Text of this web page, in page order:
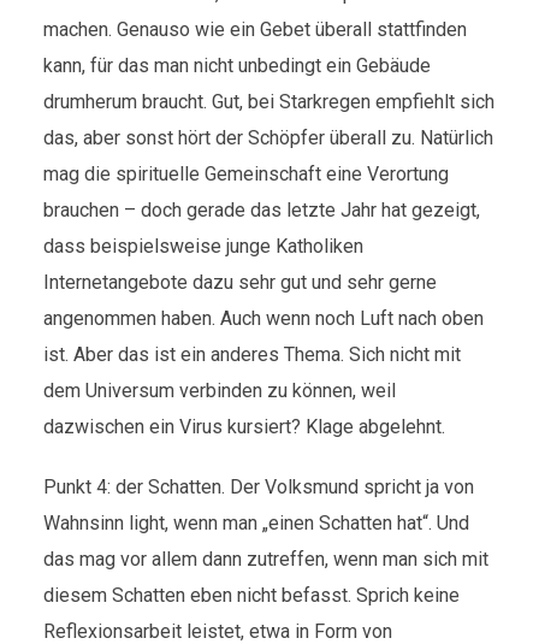
machen. Genauso wie ein Gebet überall stattfinden
kann, für das man nicht unbedingt ein Gebäude
drumherum braucht. Gut, bei Starkregen empfiehlt sich
das, aber sonst hört der Schöpfer überall zu. Natürlich
mag die spirituelle Gemeinschaft eine Verortung
brauchen – doch gerade das letzte Jahr hat gezeigt,
dass beispielsweise junge Katholiken
Internetangebote dazu sehr gut und sehr gerne
angenommen haben. Auch wenn noch Luft nach oben
ist. Aber das ist ein anderes Thema. Sich nicht mit
dem Universum verbinden zu können, weil
dazwischen ein Virus kursiert? Klage abgelehnt.
Punkt 4: der Schatten. Der Volksmund spricht ja von
Wahnsinn light, wenn man „einen Schatten hat“. Und
das mag vor allem dann zutreffen, wenn man sich mit
diesem Schatten eben nicht befasst. Sprich keine
Reflexionsarbeit leistet, etwa in Form von